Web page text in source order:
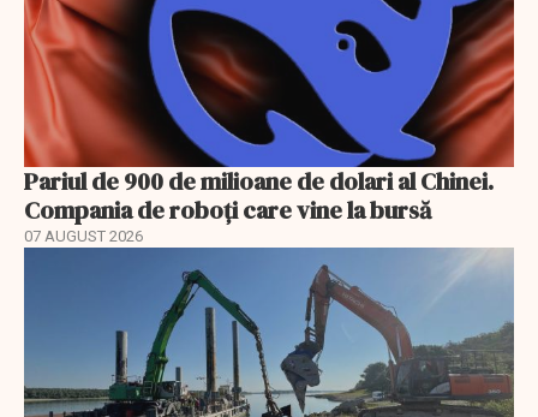
Pariul de 900 de milioane de dolari al Chinei.
Compania de roboți care vine la bursă
07 AUGUST 2026